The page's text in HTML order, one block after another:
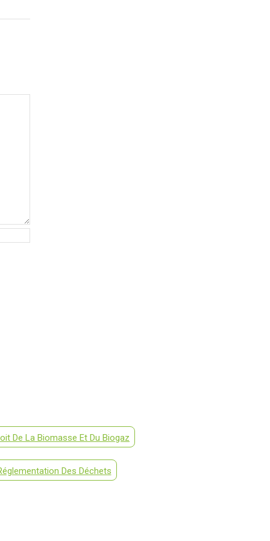
De La Biomasse Et Du Biogaz
Des Déchets